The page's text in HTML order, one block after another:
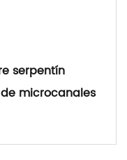
serpentín
microcanales